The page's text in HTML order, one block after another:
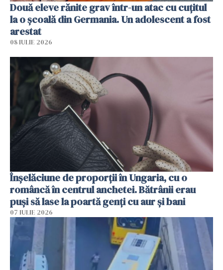
Două eleve rănite grav într-un atac cu cuțitul
la o școală din Germania. Un adolescent a fost
arestat
08 IULIE 2026
Înșelăciune de proporții în Ungaria, cu o
româncă în centrul anchetei. Bătrânii erau
puși să lase la poartă genți cu aur și bani
07 IULIE 2026